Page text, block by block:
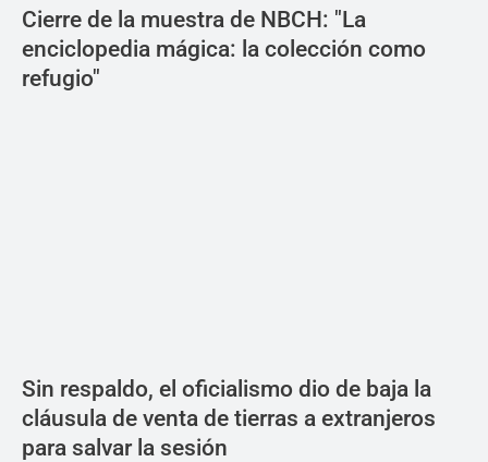
Cierre de la muestra de NBCH: "La
enciclopedia mágica: la colección como
refugio"
Sin respaldo, el oficialismo dio de baja la
cláusula de venta de tierras a extranjeros
para salvar la sesión